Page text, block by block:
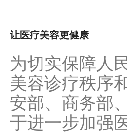
让医疗美容更健康
为切实保障人
美容诊疗秩序
安部、商务部
于进一步加强